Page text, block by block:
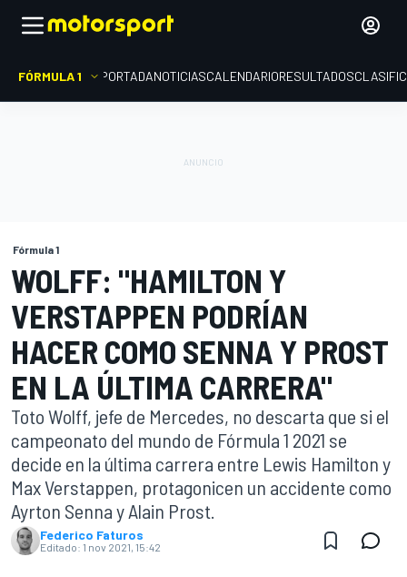
FÓRMULA 1 PORTADANOTICIASCALENDARIORESULTADOS
Fórmula 1
WOLFF: "HAMILTON Y
VERSTAPPEN PODRÍAN
HACER COMO SENNA Y PROST
EN LA ÚLTIMA CARRERA"
Toto Wolff, jefe de Mercedes, no descarta que si el
campeonato del mundo de Fórmula 1 2021 se
decide en la última carrera entre Lewis Hamilton y
Max Verstappen, protagonicen un accidente como
Ayrton Senna y Alain Prost.
Federico Faturos
Editado: 1 nov 2021, 15:42